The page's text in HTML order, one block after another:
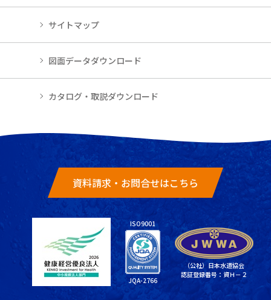
資料請求・お問合せはこちら
ISO9001
JQA-2766
（公社）日本水道協会
認証登録番号：資Ｈ－２
サイトマップ
図面データダウンロード
カタログ・取説ダウンロード